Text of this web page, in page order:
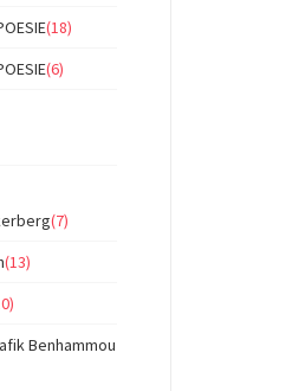
(18)
(6)
(7)
(13)
Benhammou